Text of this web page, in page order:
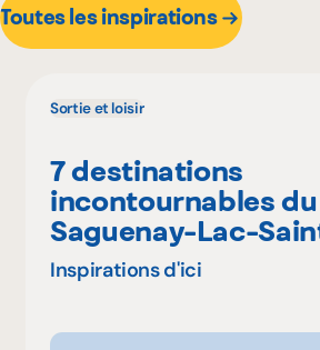
Toutes les inspirations
Sortie et loisir
7 destinations
incontournables du
Saguenay-Lac-
Inspirations d'ici